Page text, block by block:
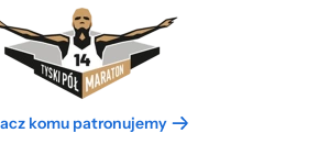
komu patronujemy